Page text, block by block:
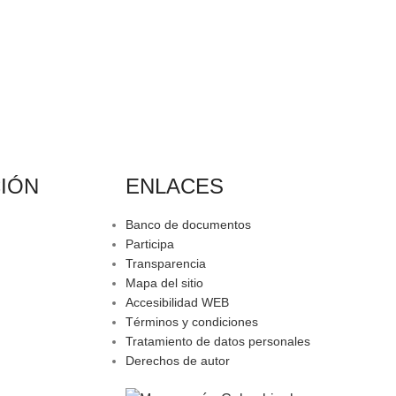
ENLACES
Banco de documentos
Participa
Transparencia
Mapa del sitio
Accesibilidad WEB
Términos y condiciones
Tratamiento de datos personales
Derechos de autor